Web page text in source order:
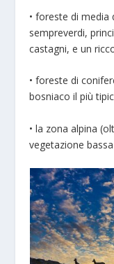
• foreste di media
sempreverdi,
castagni, e un
• foreste di
bosniaco il più
• la zona alpina
vegetazione